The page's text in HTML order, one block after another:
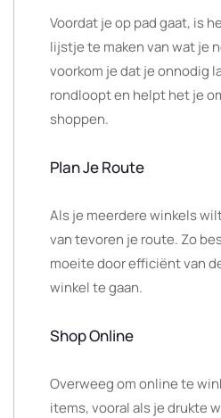
Voordat je op pad gaat, is
lijstje te maken van wat je
voorkom je dat je onnodig
rondloopt en helpt het je
shoppen.
Plan Je Route
Als je meerdere winkels
van tevoren je route. Zo
moeite door efficiënt van
winkel te gaan.
Shop Online
Overweeg om online te
items, vooral als je drukte